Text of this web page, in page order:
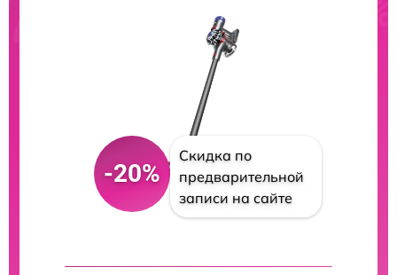
-20%
Скидка по
предварительной
записи на сайте